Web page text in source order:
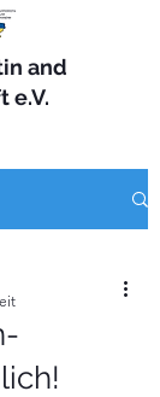
and
e.V.